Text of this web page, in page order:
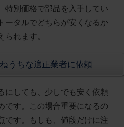
特別価格で部品を入手してい
ータルでどちらが安くなるか
られます。
うちな適正業者に依頼
にしても、少しでも安く依頼
です。この場合重要になるの
です。もしも、値段だけに注